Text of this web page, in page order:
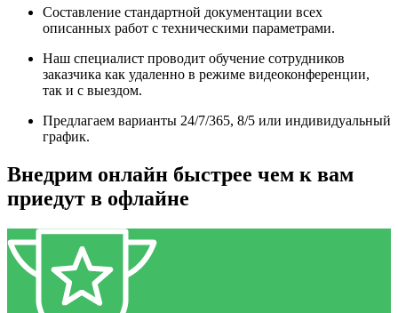
Составление стандартной документации всех
описанных работ с техническими параметрами.
Наш специалист проводит обучение сотрудников
заказчика как удаленно в режиме видеоконференции,
так и с выездом.
Предлагаем варианты 24/7/365, 8/5 или индивидуальный
график.
Внедрим онлайн быстрее чем к вам
приедут в офлайне